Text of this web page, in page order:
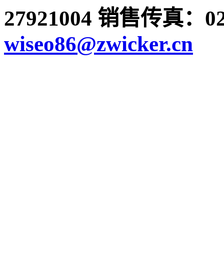
27921004 销售传真：
wiseo86@zwicker.cn